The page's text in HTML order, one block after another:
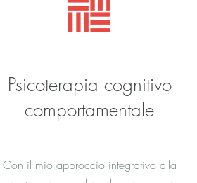
Psicoterapia cognitivo
comportamentale
Con il mio approccio integrativo alla